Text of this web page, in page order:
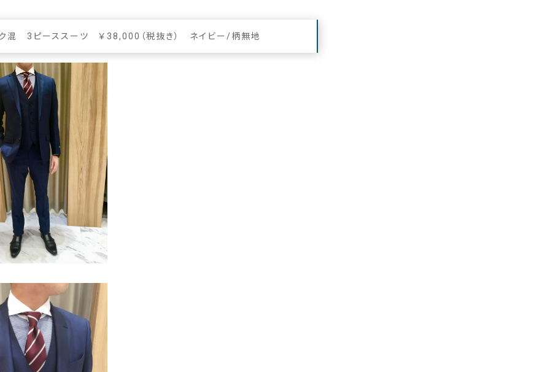
混 3ピーススーツ ￥38,000（税抜き） ネイビー/柄無地